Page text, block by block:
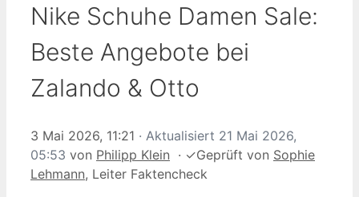
Nike Schuhe Damen Sale:
Beste Angebote bei
Zalando & Otto
3 Mai 2026, 11:21 · Aktualisiert 21 Mai 2026,
05:53 von Philipp Klein · ✓Geprüft von Sophie
Lehmann, Leiter Faktencheck